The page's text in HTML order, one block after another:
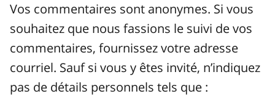
Vos commentaires sont anonymes. Si vous
souhaitez que nous fassions le suivi de vos
commentaires, fournissez votre adresse
courriel. Sauf si vous y êtes invité, n’indiquez
pas de détails personnels tels que :